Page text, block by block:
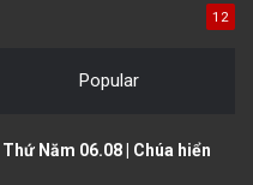
12
Popular
Năm 06.08 | Chúa hiển